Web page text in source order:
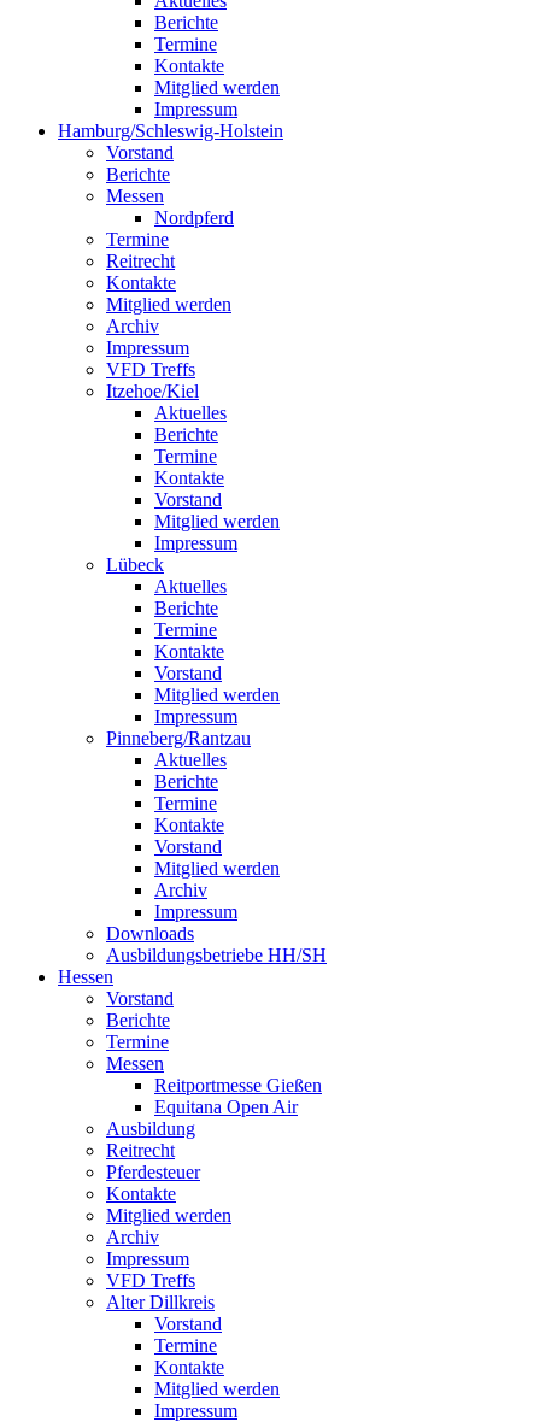
Berichte
Termine
Kontakte
Mitglied werden
Impressum
Hamburg/Schleswig-Holstein
Vorstand
Berichte
Messen
Nordpferd
Termine
Reitrecht
Kontakte
Mitglied werden
Archiv
Impressum
VFD Treffs
Itzehoe/Kiel
Aktuelles
Berichte
Termine
Kontakte
Vorstand
Mitglied werden
Impressum
Lübeck
Aktuelles
Berichte
Termine
Kontakte
Vorstand
Mitglied werden
Impressum
Pinneberg/Rantzau
Aktuelles
Berichte
Termine
Kontakte
Vorstand
Mitglied werden
Archiv
Impressum
Downloads
Ausbildungsbetriebe HH/SH
Hessen
Vorstand
Berichte
Termine
Messen
Reitportmesse Gießen
Equitana Open Air
Ausbildung
Reitrecht
Pferdesteuer
Kontakte
Mitglied werden
Archiv
Impressum
VFD Treffs
Alter Dillkreis
Vorstand
Termine
Kontakte
Mitglied werden
Impressum